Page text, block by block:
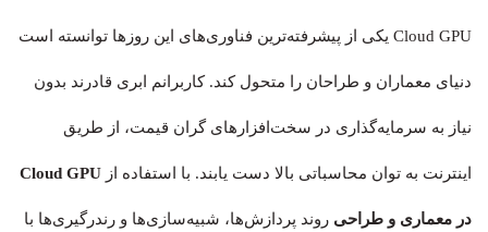
Cloud GPU یکی از پیشرفته‌ترین فناوری‌های این روزها توانسته است
دنیای معماران و طراحان را متحول کند. کاربرانم ابری قادرند بدون
نیاز به سرمایه‌گذاری در سخت‌افزارهای گران‌ قیمت، از طریق
اینترنت به توان محاسباتی بالا دست یابند. با استفاده از Cloud GPU
در معماری و طراحی روند پردازش‌ها، شبیه‌سازی‌ها و رندرگیری‌ها با